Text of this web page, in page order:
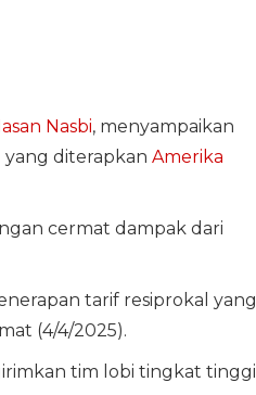
Nasbi, menyampaikan
diterapkan Amerika
cermat dampak dari
tarif resiprokal yang
(4/4/2025).
tim lobi tingkat tinggi